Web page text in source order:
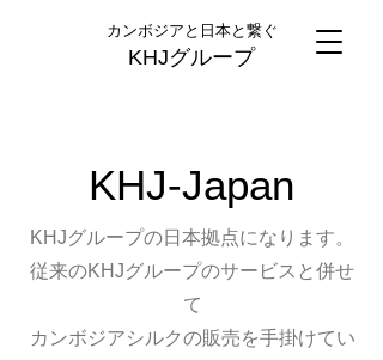
カンボジアと日本と繋ぐ
KHJグループ
​KHJ-Japan
​KHJグループの日本拠点になります。
従来のKHJグループのサービスと併せ
て
カンボジアシルクの販売を手掛けてい